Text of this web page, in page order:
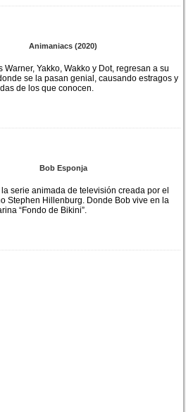
Animaniacs (2020)
Warner, Yakko, Wakko y Dot, regresan a su
se la pasan genial, causando estragos y
de los que conocen.
Bob Esponja
serie animada de televisión creada por el
Stephen Hillenburg. Donde Bob vive en la
“Fondo de Bikini”.